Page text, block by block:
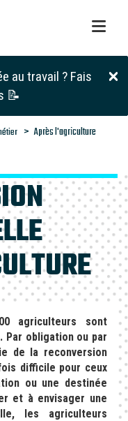
au travail ? Fais
📝
Après l'agriculture
agriculteurs sont
obligation ou par
de la reconversion
difficile pour ceux
ou une destinée
et à envisager une
les agriculteurs